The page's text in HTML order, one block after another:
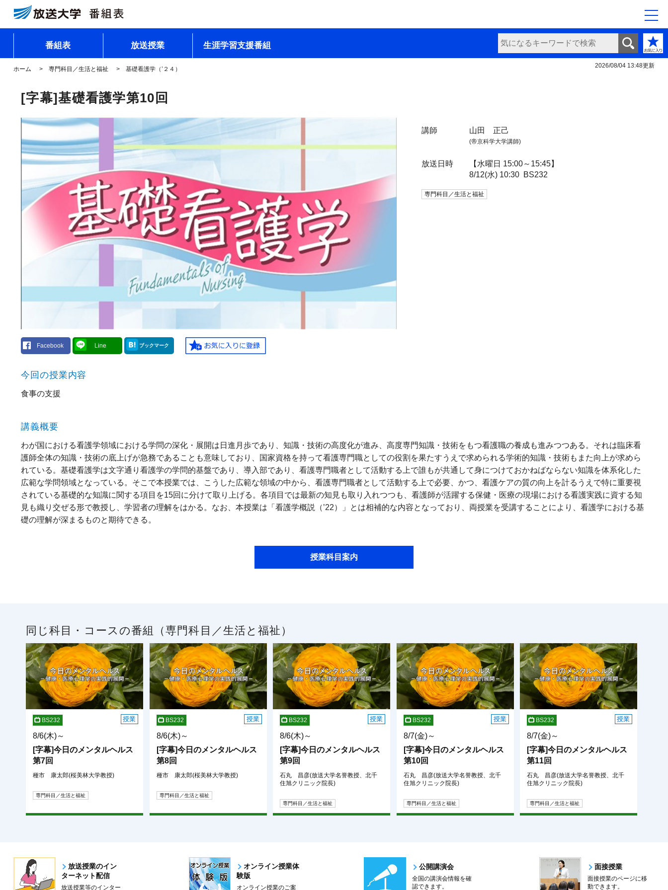
番組表 放送授業 生涯学習支援番組
2026/08/04 13:48更新
ホーム 専門科目／生活と福祉 基礎看護学（’２４）
[字幕]基礎看護学第10回
講師 山田 正己
(帝京科学大学講師)
放送日時
【水曜日 15:00～15:45】
8/12(水) 10:30 BS232
専門科目／生活と福祉
Facebook Line ブックマーク
今回の授業内容
食事の支援
講義概要
わが国における看護学領域における学問の深化・展開は日進月歩であり、知識・技術の高度化が進み、高度専門知識・技術をもつ看護職の養成も進みつつある。それは臨床看
護師全体の知識・技術の底上げが急務であることも意味しており、国家資格を持って看護専門職としての役割を果たすうえで求められる学術的知識・技術もまた向上が求めら
れている。基礎看護学は文字通り看護学の学問的基盤であり、導入部であり、看護専門職者として活動する上で誰もが共通して身につけておかねばならない知識を体系化した
広範な学問領域となっている。そこで本授業では、こうした広範な領域の中から、看護専門職者として活動する上で必要、かつ、看護ケアの質の向上を計るうえで特に重要視
されている基礎的な知識に関する項目を15回に分けて取り上げる。各項目では最新の知見も取り入れつつも、看護師が活躍する保健・医療の現場における看護実践に資する知
見も織り交ぜる形で教授し、学習者の理解をはかる。なお、本授業は「看護学概説（’22）」とは相補的な内容となっており、両授業を受講することにより、看護学における基
礎の理解が深まるものと期待できる。
授業科目案内
同じ科目・コースの番組（専門科目／生活と福祉）
BS232 授業
8/6(木)～
[字幕]今日のメンタルヘルス
第7回
種市 康太郎(桜美林大学教授)
専門科目／生活と福祉
BS232 授業
8/6(木)～
[字幕]今日のメンタルヘルス
第8回
種市 康太郎(桜美林大学教授)
専門科目／生活と福祉
BS232 授業
8/6(木)～
[字幕]今日のメンタルヘルス
第9回
石丸 昌彦(放送大学名誉教授、北千
住旭クリニック院長)
専門科目／生活と福祉
BS232 授業
8/7(金)～
[字幕]今日のメンタルヘルス
第10回
石丸 昌彦(放送大学名誉教授、北千
住旭クリニック院長)
専門科目／生活と福祉
BS232 授業
8/7(金)～
[字幕]今日のメンタルヘルス
第11回
石丸 昌彦(放送大学名誉教授、北千
住旭クリニック院長)
専門科目／生活と福祉
放送授業のイン
ターネット配信
放送授業等のインター
オンライン授業体
験版
オンライン授業のご案
公開講演会
全国の講演会情報を確
認できます。
面接授業
面接授業のページに移
動できます。